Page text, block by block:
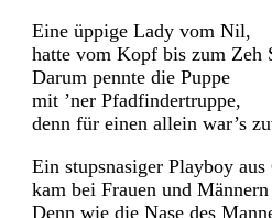
Eine üppige Lady vom Nil,
hatte vom Kopf bis zum Zeh
Darum pennte die Puppe
mit ’ner Pfadfindertruppe,
denn für einen allein war’s
Ein stupsnasiger Playboy aus
kam bei Frauen und
Denn wie die Nase des